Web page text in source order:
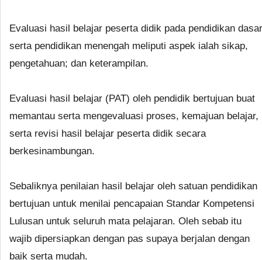
Evaluasi hasil belajar peserta didik pada pendidikan dasar
serta pendidikan menengah meliputi aspek ialah sikap,
pengetahuan; dan keterampilan.
Evaluasi hasil belajar (PAT) oleh pendidik bertujuan buat
memantau serta mengevaluasi proses, kemajuan belajar,
serta revisi hasil belajar peserta didik secara
berkesinambungan.
Sebaliknya penilaian hasil belajar oleh satuan pendidikan
bertujuan untuk menilai pencapaian Standar Kompetensi
Lulusan untuk seluruh mata pelajaran. Oleh sebab itu
wajib dipersiapkan dengan pas supaya berjalan dengan
baik serta mudah.